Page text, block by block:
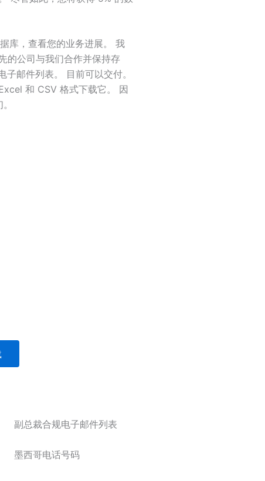
库，查看您的业务进展。 我
的公司与我们合作并保持存
邮件列表。 目前可以交付。
和 CSV 格式下载它。 因
副总裁合规电子邮件列表
墨西哥电话号码